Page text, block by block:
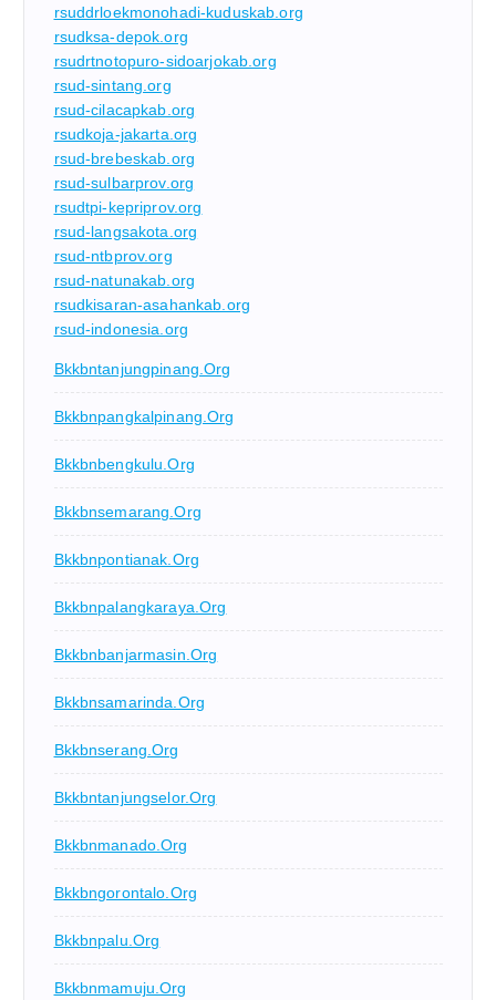
rsuddrloekmonohadi-kuduskab.org
rsudksa-depok.org
rsudrtnotopuro-sidoarjokab.org
rsud-sintang.org
rsud-cilacapkab.org
rsudkoja-jakarta.org
rsud-brebeskab.org
rsud-sulbarprov.org
rsudtpi-kepriprov.org
rsud-langsakota.org
rsud-ntbprov.org
rsud-natunakab.org
rsudkisaran-asahankab.org
rsud-indonesia.org
Bkkbntanjungpinang.org
Bkkbnpangkalpinang.org
Bkkbnbengkulu.org
Bkkbnsemarang.org
Bkkbnpontianak.org
Bkkbnpalangkaraya.org
Bkkbnbanjarmasin.org
Bkkbnsamarinda.org
Bkkbnserang.org
Bkkbntanjungselor.org
Bkkbnmanado.org
Bkkbngorontalo.org
Bkkbnpalu.org
Bkkbnmamuju.org